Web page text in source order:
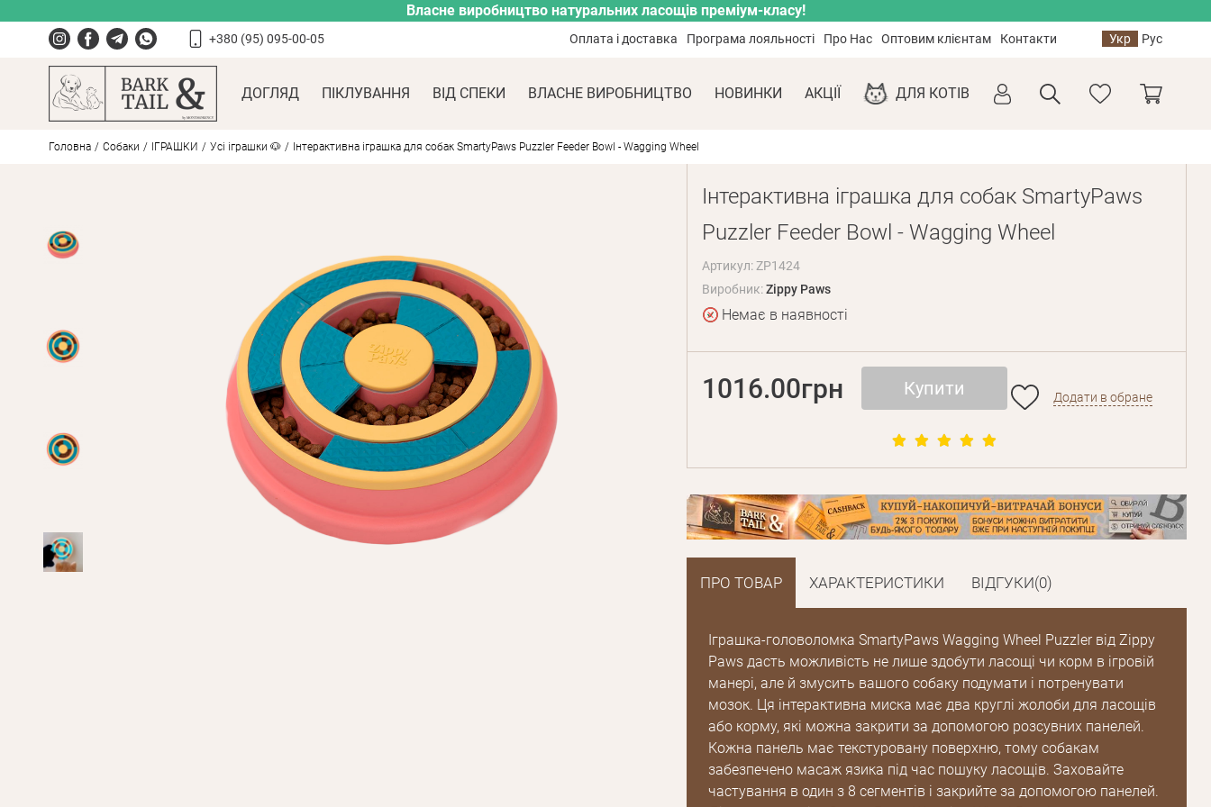
Власне виробництво натуральних ласощів преміум-класу!
+380 (95) 095-00-05 Оплата і доставка Програма лояльності Про Нас Оптовим клієнтам Контакти Укр Рус
ДОГЛЯД ПІКЛУВАННЯ ВІД СПЕКИ ВЛАСНЕ ВИРОБНИЦТВО НОВИНКИ АКЦІЇ ДЛЯ КОТІВ
Головна Собаки ІГРАШКИ Усі іграшки 🐶 Інтерактивна іграшка для собак SmartyPaws Puzzler Feeder Bowl - Wagging Wheel
Інтерактивна іграшка для собак SmartyPaws
Puzzler Feeder Bowl - Wagging Wheel
Артикул: ZP1424
Виробник:Zippy Paws
Немає в наявності
1016.00грн Купити Додати в обране
ПРО ТОВАР ХАРАКТЕРИСТИКИ ВІДГУКИ(0)
Іграшка-головоломка SmartyPaws Wagging Wheel Puzzler від Zippy
Paws дасть можливість не лише здобути ласощі чи корм в ігровій
манері, але й змусить вашого собаку подумати і потренувати
мозок. Ця інтерактивна миска має два круглі жолоби для ласощів
або корму, які можна закрити за допомогою розсувних панелей.
Кожна панель має текстуровану поверхню, тому собакам
забезпечено масаж язика під час пошуку ласощів. Заховайте
частування в один з 8 сегментів і закрийте за допомогою панелей.